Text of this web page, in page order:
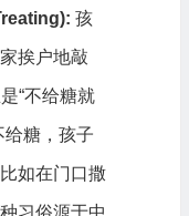
孩
挨户地敲
“不给糖就
给糖，孩子
如在门口撒
习俗源于中